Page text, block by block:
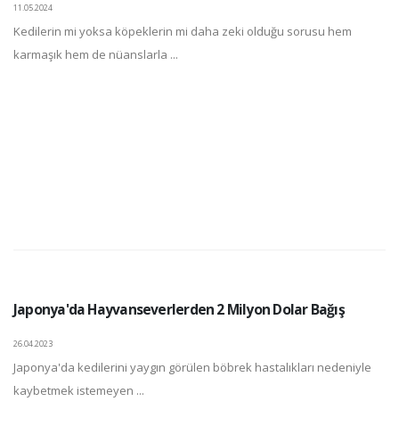
11.05.2024
Kedilerin mi yoksa köpeklerin mi daha zeki olduğu sorusu hem
karmaşık hem de nüanslarla ...
Japonya'da Hayvanseverlerden 2 Milyon Dolar Bağış
26.04.2023
Japonya'da kedilerini yaygın görülen böbrek hastalıkları nedeniyle
kaybetmek istemeyen ...